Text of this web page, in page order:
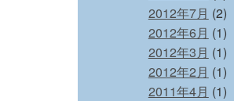
2012年7月 (2)
2012年6月 (1)
2012年3月 (1)
2012年2月 (1)
2011年4月 (1)